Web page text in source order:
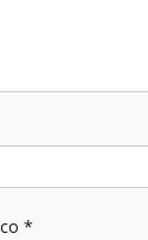
*